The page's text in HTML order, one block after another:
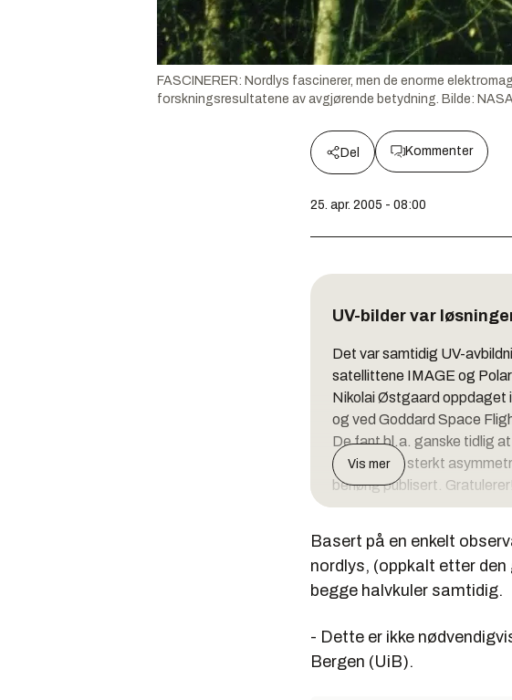
FASCINERER: Nordlys fascinerer, men de enorme
forskningsresultatene av avgjørende betydning. Bilde:
Del Kommenter
25. apr. 2005 - 08:00
UV-bilder var
Det var samtidig UV-
satellittene IMAGE og
Nikolai Østgaard oppdaget
og ved Goddard Space
De fant bl.a. ganske tidlig
fenomen er sterkt
behørig publisert. Gratulerer!
Vis mer
Basert på en enkelt
nordlys, (oppkalt etter
begge halvkuler samtidig.
- Dette er ikke
Bergen (UiB).